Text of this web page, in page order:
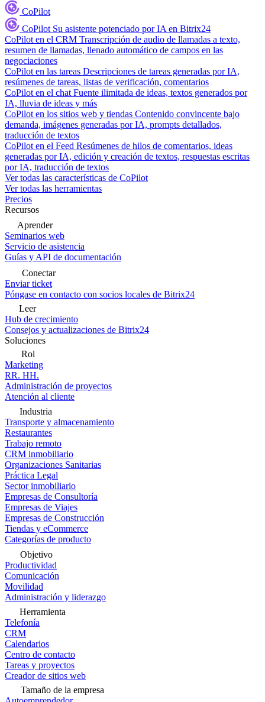
CoPilot
CoPilot Su asistente potenciado por IA en Bitrix24
CoPilot en el CRM Transcripción de audio de llamadas a texto,
resumen de llamadas, llenado automático de campos en las
negociaciones
CoPilot en las tareas Descripciones de tareas generadas por IA,
resúmenes de tareas, listas de verificación, comentarios
CoPilot en el chat Fuente ilimitada de ideas, textos generados por
IA, lluvia de ideas y más
CoPilot en los sitios web y tiendas Contenido convincente bajo
demanda, imágenes generadas por IA, prompts detallados,
traducción de textos
CoPilot en el Feed Resúmenes de hilos de comentarios, ideas
generadas por IA, edición y creación de textos, respuestas escritas
por IA, traducción de textos
Ver todas las características de CoPilot
Ver todas las herramientas
Precios
Recursos
Aprender
Seminarios web
Servicio de asistencia
Guías y API de documentación
Conectar
Enviar ticket
Póngase en contacto con socios locales de Bitrix24
Leer
Hub de crecimiento
Consejos y actualizaciones de Bitrix24
Soluciones
Rol
Marketing
RR. HH.
Administración de proyectos
Atención al cliente
Industria
Transporte y almacenamiento
Restaurantes
Trabajo remoto
CRM inmobiliario
Organizaciones Sanitarias
Práctica Legal
Sector inmobiliario
Empresas de Consultoría
Empresas de Viajes
Empresas de Construcción
Tiendas y eCommerce
Categorías de producto
Objetivo
Productividad
Comunicación
Movilidad
Administración y liderazgo
Herramienta
Telefonía
CRM
Calendarios
Centro de contacto
Tareas y proyectos
Creador de sitios web
Tamaño de la empresa